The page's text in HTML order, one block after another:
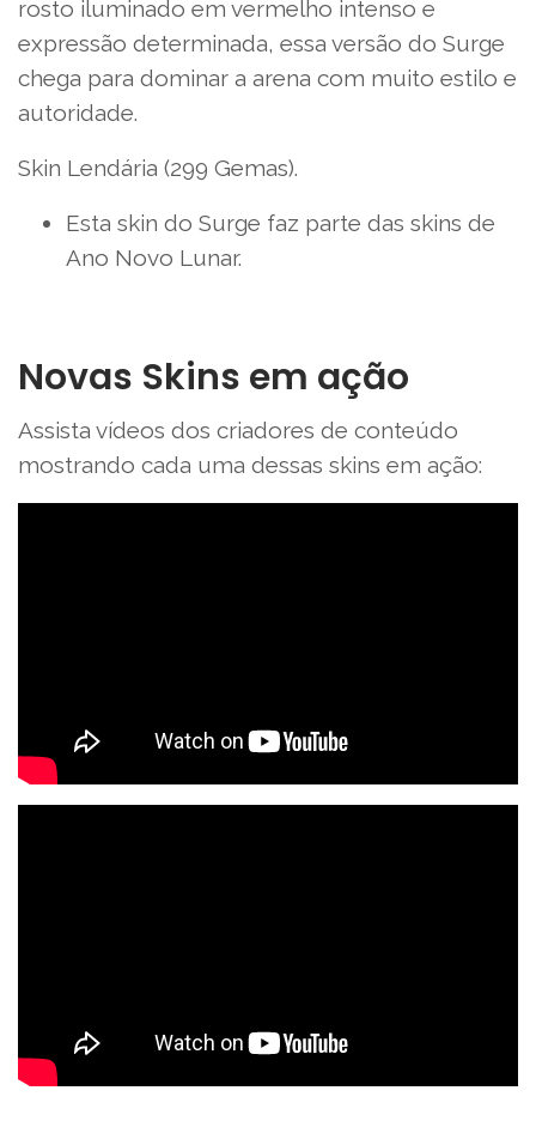
rosto iluminado em vermelho intenso e
expressão determinada, essa versão do Surge
chega para dominar a arena com muito estilo e
autoridade.
Skin Lendária (299 Gemas).
Esta skin do Surge faz parte das skins de
Ano Novo Lunar.
Novas Skins em ação
Assista vídeos dos criadores de conteúdo
mostrando cada uma dessas skins em ação: